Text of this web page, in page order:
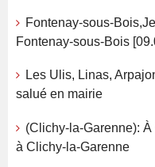
Fontenay-sous-
Fontenay-sous-Bois
Les Ulis, Linas,
salué en mairie
(Clichy-la-Garenne):
à Clichy-la-Garenne